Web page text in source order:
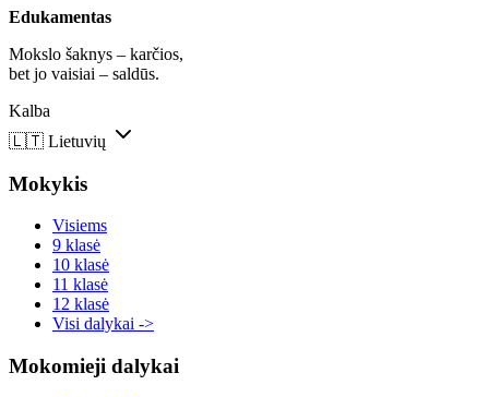
Edukamentas
Mokslo šaknys – karčios,
bet jo vaisiai – saldūs.
Kalba
🇱🇹 Lietuvių
Mokykis
Visiems
9 klasė
10 klasė
11 klasė
12 klasė
Visi dalykai ->
Mokomieji dalykai